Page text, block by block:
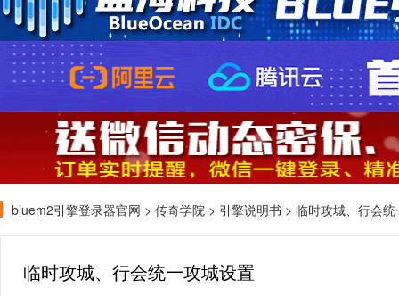
bluem2引擎登录器官网 > 传奇学院 > 引擎说明书 > 临时攻城、行会
临时攻城、行会统一攻城设置